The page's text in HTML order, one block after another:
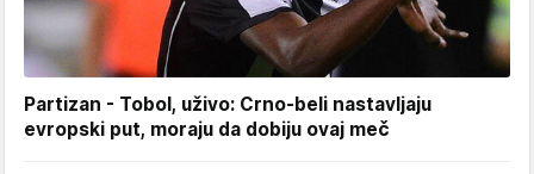
Partizan - Tobol, uživo: Crno-beli nastavljaju
evropski put, moraju da dobiju ovaj meč